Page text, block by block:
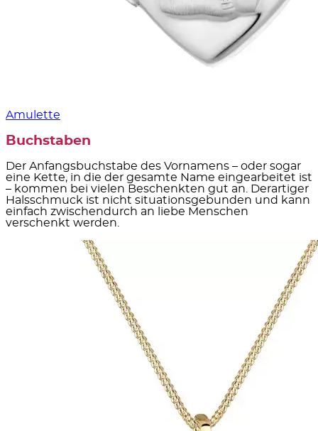
Amulette
Buchstaben
Der Anfangsbuchstabe des Vornamens – oder sogar
eine Kette, in die der gesamte Name eingearbeitet ist
– kommen bei vielen Beschenkten gut an. Derartiger
Halsschmuck ist nicht situationsgebunden und kann
einfach zwischendurch an liebe Menschen
verschenkt werden.